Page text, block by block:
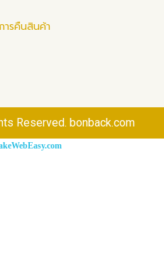
ารคืนสินค้า
Reserved. bonback.com